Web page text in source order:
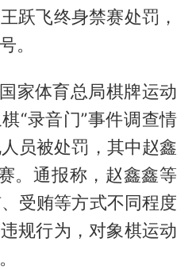
跃飞终身禁赛处罚，
。
家体育总局棋牌运动
“录音门”事件调查情
员被处罚，其中赵鑫
。通报称，赵鑫鑫等
受贿等方式不同程度
规行为，对象棋运动